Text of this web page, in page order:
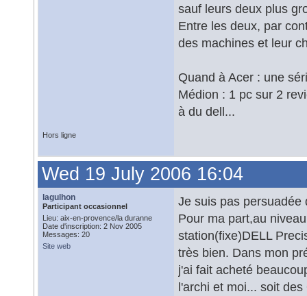
sauf leurs deux plus
Entre les deux, par
des machines et leur
Quand à Acer : une
Médion : 1 pc sur 2
à du dell...
Hors ligne
Wed 19 July 2006 16:04
lagulhon
Participant occasionnel
Lieu: aix-en-provence/la duranne
Date d'inscription: 2 Nov 2005
Messages: 20
Site web
Je suis pas persuadée
Pour ma part,au
station(fixe)DELL
très bien. Dans mon
j'ai fait acheté
l'archi et moi... soit